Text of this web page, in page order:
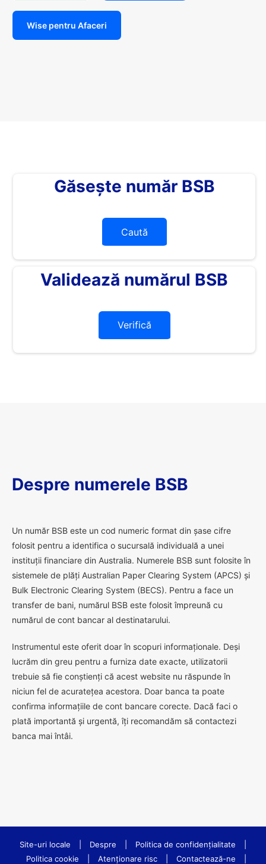
Wise pentru Afaceri
Găsește număr BSB
Caută
Validează numărul BSB
Verifică
Despre numerele BSB
Un număr BSB este un cod numeric format din șase cifre
folosit pentru a identifica o sucursală individuală a unei
instituții financiare din Australia. Numerele BSB sunt folosite în
sistemele de plăți Australian Paper Clearing System (APCS) și
Bulk Electronic Clearing System (BECS). Pentru a face un
transfer de bani, numărul BSB este folosit împreună cu
numărul de cont bancar al destinatarului.
Instrumentul este oferit doar în scopuri informaționale. Deși
lucrăm din greu pentru a furniza date exacte, utilizatorii
trebuie să fie conștienți că acest website nu răspunde în
niciun fel de acuratețea acestora. Doar banca ta poate
confirma informațiile de cont bancare corecte. Dacă faci o
plată importantă și urgentă, îți recomandăm să contactezi
banca mai întâi.
Site-uri locale Despre Politica de confidenţialitate
Politica cookie
Atenționare risc Contactează-ne